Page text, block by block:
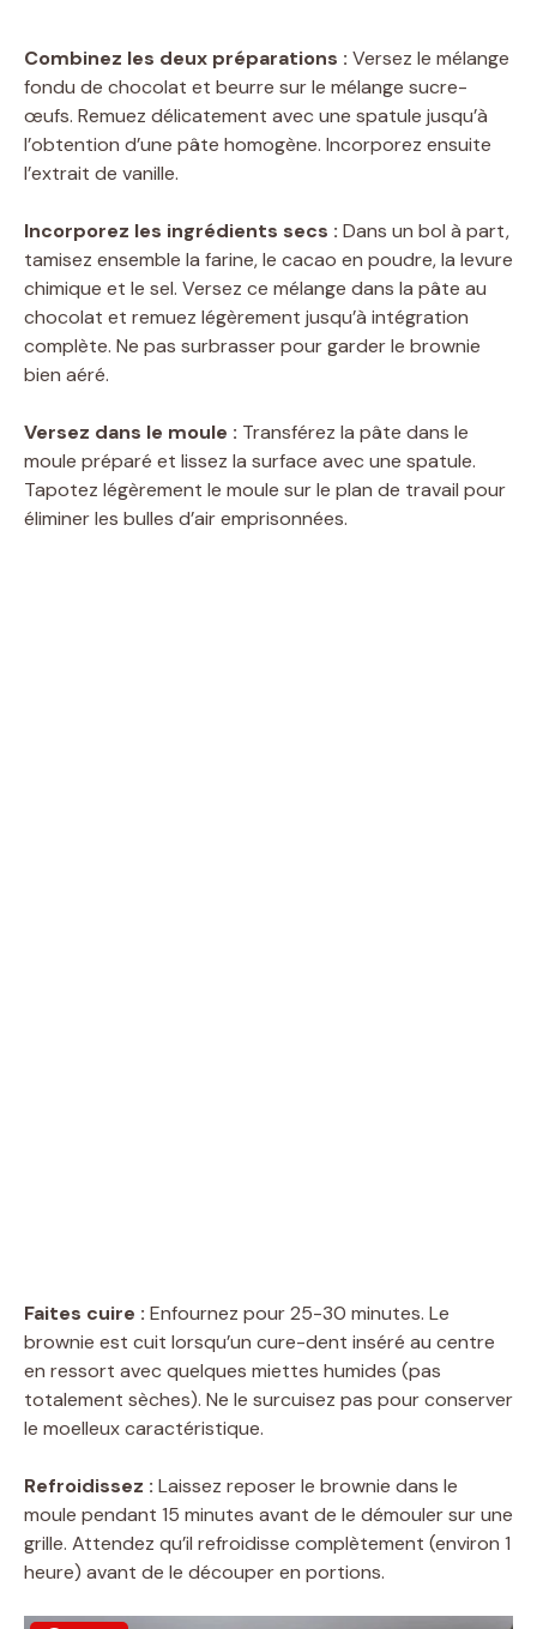
Combinez les deux préparations : Versez le mélange
fondu de chocolat et beurre sur le mélange sucre-
œufs. Remuez délicatement avec une spatule jusqu’à
l’obtention d’une pâte homogène. Incorporez ensuite
l’extrait de vanille.
Incorporez les ingrédients secs : Dans un bol à part,
tamisez ensemble la farine, le cacao en poudre, la levure
chimique et le sel. Versez ce mélange dans la pâte au
chocolat et remuez légèrement jusqu’à intégration
complète. Ne pas surbrasser pour garder le brownie
bien aéré.
Versez dans le moule : Transférez la pâte dans le
moule préparé et lissez la surface avec une spatule.
Tapotez légèrement le moule sur le plan de travail pour
éliminer les bulles d’air emprisonnées.
Faites cuire : Enfournez pour 25-30 minutes. Le
brownie est cuit lorsqu’un cure-dent inséré au centre
en ressort avec quelques miettes humides (pas
totalement sèches). Ne le surcuisez pas pour conserver
le moelleux caractéristique.
Refroidissez : Laissez reposer le brownie dans le
moule pendant 15 minutes avant de le démouler sur une
grille. Attendez qu’il refroidisse complètement (environ 1
heure) avant de le découper en portions.